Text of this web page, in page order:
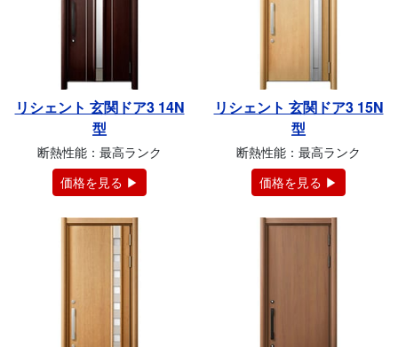
リシェント 玄関ドア3 14N
型
断熱性能：最高ランク
価格を見る ▶
リシェント 玄関ドア3 15N
型
断熱性能：最高ランク
価格を見る ▶